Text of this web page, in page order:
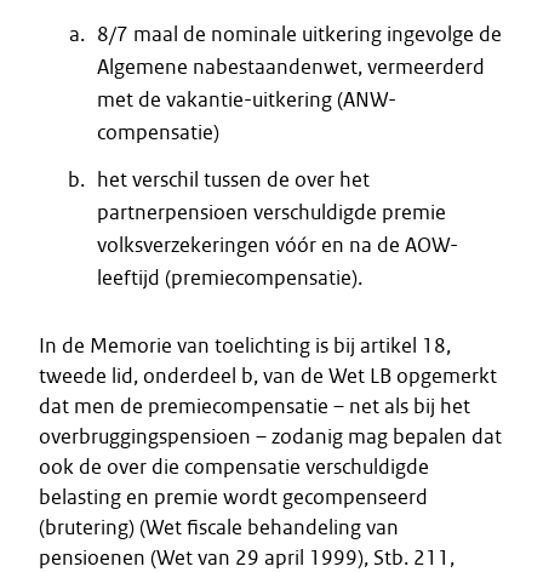
8/7 maal de nominale uitkering ingevolge de
Algemene nabestaandenwet, vermeerderd
met de vakantie-uitkering (ANW-
compensatie)
het verschil tussen de over het
partnerpensioen verschuldigde premie
volksverzekeringen vóór en na de AOW-
leeftijd (premiecompensatie).
In de Memorie van toelichting is bij artikel 18,
tweede lid, onderdeel b, van de Wet LB opgemerkt
dat men de premiecompensatie – net als bij het
overbruggingspensioen – zodanig mag bepalen dat
ook de over die compensatie verschuldigde
belasting en premie wordt gecompenseerd
(brutering) (Wet fiscale behandeling van
pensioenen (Wet van 29 april 1999), Stb. 211,